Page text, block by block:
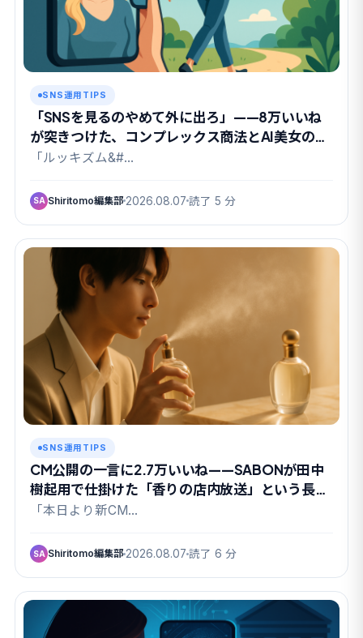
SNS運用TIPS
「SNSを見るのやめて外に出ろ」——8万いいね
が突きつけた、コンプレックス商法とAI美女の関
係
「ルッキズム&#…
SA Shiritomo編集部 2026.08.07 読了 5 分
SNS運用TIPS
CM公開の一言に2.7万いいね——SABONが田中
樹起用で仕掛けた「香りの店内放送」という長期
戦
「本日より新CM…
SA Shiritomo編集部 2026.08.07 読了 6 分